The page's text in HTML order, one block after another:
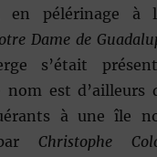
en pélérinage à
Dame de
s’était
nom est d’ailleurs
à une île
Christophe